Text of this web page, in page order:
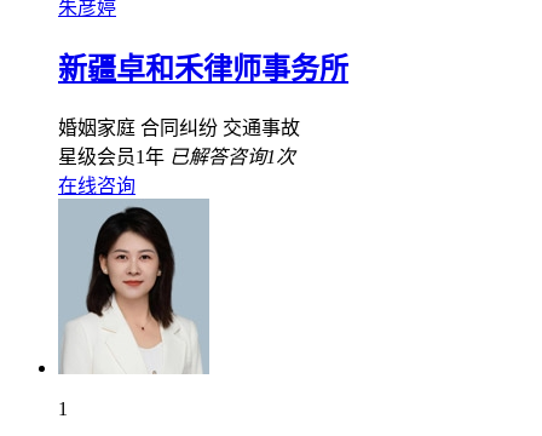
朱彦婷
新疆卓和禾律师事务所
婚姻家庭 合同纠纷 交通事故
星级会员1年 已解答咨询1次
在线咨询
1